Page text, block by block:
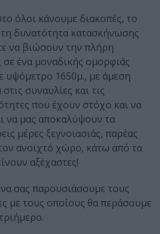
όλοι κάνουμε διακοπές, το
δυνατότητα κατασκήνωσης
να βιώσουν την πλήρη
σε ένα μοναδικής ομορφιάς
υψόμετρο 1650μ., με άμεση
συναυλίες και τις
που έχουν στόχο και να
να μας αποκαλύψουν τα
μέρες ξεγνοιασιάς, παρέας
ανοιχτό χώρο, κάτω από τα
αξέχαστες!
σας παρουσιάσουμε τους
με τους οποίους θα περάσουμε